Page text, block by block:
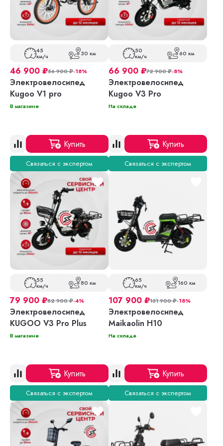
45
км/ч 30 км
46 900 ₽56 900₽-18%
Электровелосипед
Kugoo V1 pro
В магазине
Купить
Связаться с экспертом
50
км/ч 60 км
66 900 ₽72 900₽-8%
Электровелосипед
Kugoo V3 Pro
На складе
Купить
Связаться с экспертом
55
км/ч 80 км
79 900 ₽82 900₽-4%
Электровелосипед
KUGOO V3 Pro Plus
В магазине
Купить
Связаться с экспертом
65
км/ч 160 км
107 900 ₽131 900₽-18%
Электровелосипед
Maikaolin H10
На складе
Купить
Связаться с экспертом